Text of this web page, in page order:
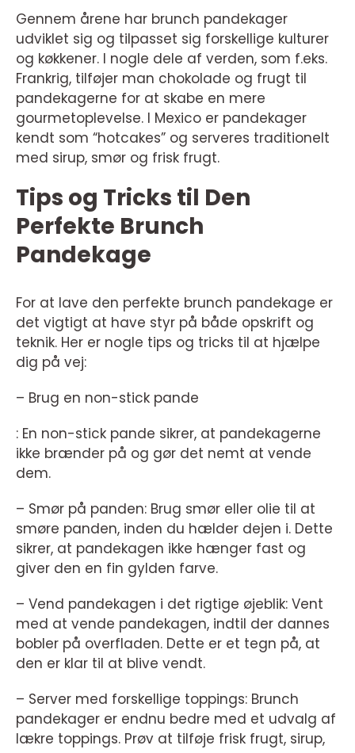
Gennem årene har brunch pandekager
udviklet sig og tilpasset sig forskellige kulturer
og køkkener. I nogle dele af verden, som f.eks.
Frankrig, tilføjer man chokolade og frugt til
pandekagerne for at skabe en mere
gourmetoplevelse. I Mexico er pandekager
kendt som “hotcakes” og serveres traditionelt
med sirup, smør og frisk frugt.
Tips og Tricks til Den
Perfekte Brunch
Pandekage
For at lave den perfekte brunch pandekage er
det vigtigt at have styr på både opskrift og
teknik. Her er nogle tips og tricks til at hjælpe
dig på vej:
– Brug en non-stick pande
: En non-stick pande sikrer, at pandekagerne
ikke brænder på og gør det nemt at vende
dem.
– Smør på panden: Brug smør eller olie til at
smøre panden, inden du hælder dejen i. Dette
sikrer, at pandekagen ikke hænger fast og
giver den en fin gylden farve.
– Vend pandekagen i det rigtige øjeblik: Vent
med at vende pandekagen, indtil der dannes
bobler på overfladen. Dette er et tegn på, at
den er klar til at blive vendt.
– Server med forskellige toppings: Brunch
pandekager er endnu bedre med et udvalg af
lækre toppings. Prøv at tilføje frisk frugt, sirup,